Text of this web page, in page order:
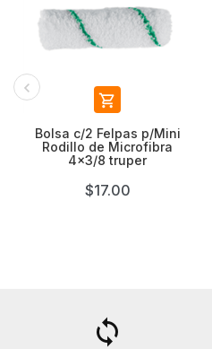

Bolsa c/2 Felpas p/Mini
Rodillo de Microfibra
4x3/8 truper
$17.00
loop